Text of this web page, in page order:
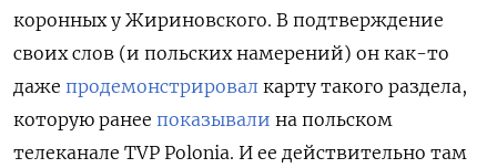
коронных у Жириновского. В подтверждение
своих слов (и польских намерений) он как-то
даже продемонстрировал карту такого раздела,
которую ранее показывали на польском
телеканале TVP Polonia. И ее действительно там